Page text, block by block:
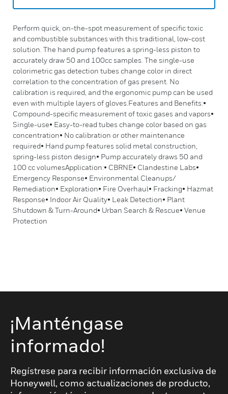
Perform quick, on-the-spot measurement of specific toxic
and combustible substances with this traditional, low-cost
solution. The hand pump features a spring-less piston to
accurately draw 50 and 100cc samples. The single-use
colorimetric gas detection tubes change color in direct
correlation to the concentration of gas present. No
calibration is required, and the ergonomic pump can be used
even with multiple layers of gloves.Features and Benefits:•
Compound-specific measurement of toxic gases and vapors•
Single-use• Easy-to-read tubes change color based on gas
concentration• No calibration or other maintenance
required• Hand pump features solid metal construction,
spring-less piston design• Pump accurately draws 50 and
100 cc volumesApplication:• CBRNE• Clandestine Labs•
Emergency Response• Environmental Cleanups/
Remediation• Exploration• Fire Overhaul• Fracking• Hazmat
Response• Indoor Air Quality• Leak Detection• Plant
Shutdown & Turn-Around• Urban Search & Rescue• Venue
Protection
¡Manténgase
informado!
Regístrese para recibir información exclusiva de
Honeywell, como actualizaciones de producto,